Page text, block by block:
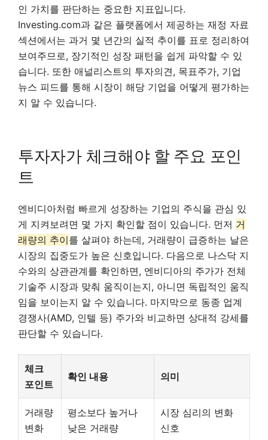
인 가치를 판단하는 중요한 지표입니다.
Investing.com과 같은 플랫폼에서 제공하는 재정 자료
섹션에서는 과거 몇 년간의 실적 추이를 표로 정리하여
보여주므로, 장기적인 성장 패턴을 쉽게 파악할 수 있
습니다. 또한 애널리스트의 투자의견, 목표주가, 기업
뉴스 피드를 통해 시장이 해당 기업을 어떻게 평가하는
지 알 수 있습니다.
투자자가 체크해야 할 주요 포인
트
엔비디아처럼 빠르게 성장하는 기업의 주식을 관심 있
게 지켜보려면 몇 가지 확인할 점이 있습니다. 먼저 거
래량의 추이를 살펴야 하는데, 거래량이 급증하는 날은
시장의 집중도가 높은 신호입니다. 다음으로 나스닥 지
수와의 상관관계를 확인하면, 엔비디아의 주가가 전체
기술주 시장과 맞춰 움직이는지, 아니면 독립적인 움직
임을 보이는지 알 수 있습니다. 마지막으로 동종 업계
경쟁사(AMD, 인텔 등) 주가와 비교하면 상대적 강세를
판단할 수 있습니다.
체크
포인트
확인 내용 의미
거래량
변화
평소보다 높거나
낮은 거래량
시장 심리의 변화
신호